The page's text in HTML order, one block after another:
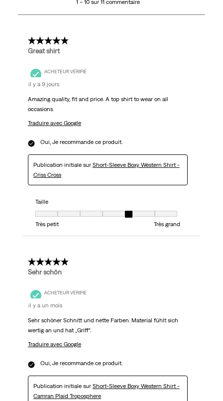
11
1 – 10 sur 11 commentaire
5 étoile(s) sur 5.
Great shirt
ACHETEUR VÉRIFIÉ
il y a 9 jours
Amazing quality, fit and price. A top shirt to wear on all
occasions.
Traduire avec Google
Oui, Je recommande ce produit.
Publication initiale sur Short-Sleeve Boxy Western Shirt -
Criss Cross
Taille
Taille, 5 sur 7, où 1 est égal à Très petit et 7 est égal à Très grand
Très petit
Très grand
5 étoile(s) sur 5.
Sehr schön
ACHETEUR VÉRIFIÉ
il y a un mois
Sehr schöner Schnitt und nette Farben. Material fühlt sich
wertig an und hat „Griff“.
Traduire avec Google
Oui, Je recommande ce produit.
Publication initiale sur Short-Sleeve Boxy Western Shirt -
Camran Plaid Troposphere